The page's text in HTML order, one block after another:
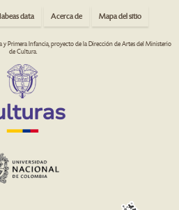
data Acerca de Mapa del sitio
y Primera Infancia, proyecto de la Dirección de Artes del Ministerio
de Cultura.